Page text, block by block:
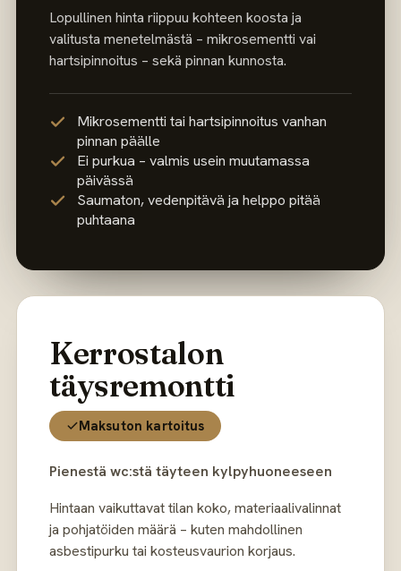
Lopullinen hinta riippuu kohteen koosta ja
valitusta menetelmästä – mikrosementti vai
hartsipinnoitus – sekä pinnan kunnosta.
Mikrosementti tai hartsipinnoitus vanhan
pinnan päälle
Ei purkua – valmis usein muutamassa
päivässä
Saumaton, vedenpitävä ja helppo pitää
puhtaana
Kerrostalon
täysremontti
Maksuton kartoitus
Pienestä wc:stä täyteen kylpyhuoneeseen
Hintaan vaikuttavat tilan koko, materiaalivalinnat
ja pohjatöiden määrä – kuten mahdollinen
asbestipurku tai kosteusvaurion korjaus.